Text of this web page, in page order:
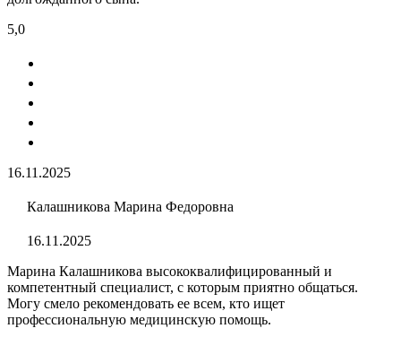
5,0
16.11.2025
Калашникова Марина Федоровна
16.11.2025
Марина Калашникова высококвалифицированный и
компетентный специалист, с которым приятно общаться.
Могу смело рекомендовать ее всем, кто ищет
профессиональную медицинскую помощь.